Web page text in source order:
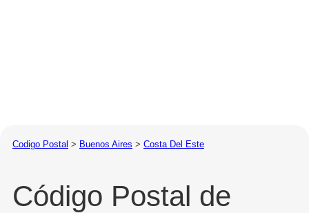
Codigo Postal > Buenos Aires > Costa Del Este
Código Postal de